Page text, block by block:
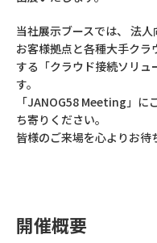
当社展示ブースでは、 法
お客様拠点と各種大手ク
する「クラウド接続ソリュ
す。
「JANOG58 Meeting」に
ち寄りください。
皆様のご来場を心よりお待
開催概要